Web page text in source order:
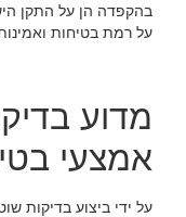
בהקפדה הן על התקן
על רמת בטיחות
מדוע
אמצעי
על ידי ביצוע בדיקות